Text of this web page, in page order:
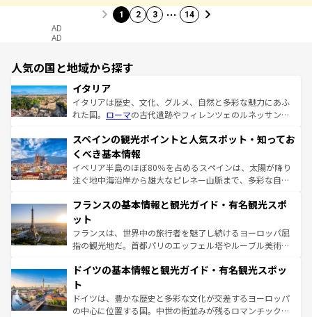
1 2 3 … 14
AD
AD
人気の国と地域から探す
イタリア
イタリアは歴史、文化、グルメ、自然と多彩な魅力にあふ
れた国。 ローマの古代遺跡やフィレンツェのルネッサンス
ろん、トスカーナの美しい田園風景やアマルフィ海岸の絶
景など、自然景観も見逃せない。観光の合間には、本場の
ピザやパスタなど、絶品のイタリア料理を堪能することも
できる。朝目覚めてから夜眠るまで、すべての瞬間を楽し
なお、新着のイタリア情報はコンテンツ一覧を参照してほ
しい。
スペインの観光ポイントと人気スポット・知ってお
くべき基本情報
イベリア半島のほぼ80％を占めるスペインは、太陽が降り
注ぐ地中海沿岸から雄大なピレネー山脈まで、多彩な自然
文化が根付くこの国では、情熱的なフラメンコ、熱気あふ
れる闘牛、そして美味しいタパスが生活の一部となってい
る。首都マドリードの洗練された雰囲気や、バルセロナの
アートに溢れた街角から、地方では古代ローマ遺跡や中世
せる。地方によって風土や気候が異なるスペインはその個
ンテンツ一覧 を参照してほしい。
フランスの基本情報と観光ガイド・有名観光スポ
ット
フランスは、世界中の旅行者を魅了し続けるヨーロッパ屈
指の観光地だ。首都パリのエッフェル塔やルーブル美術館
で、幅広い魅力が詰まっている。華麗な宮殿、歴史的な大
聖堂、美しいビーチ、そして豊かな自然が、訪れる者を心
から魅了する。また、フランスは美食の国としても知ら
れ、フランス料理はユネスコ無形文化遺産にも登録されて
ドイツの基本情報と観光ガイド・有名観光スポッ
ト
ドイツは、豊かな歴史と多彩な文化が交差するヨーロッパ
の中心に位置する国。中世の街並みが残るロマンチック街